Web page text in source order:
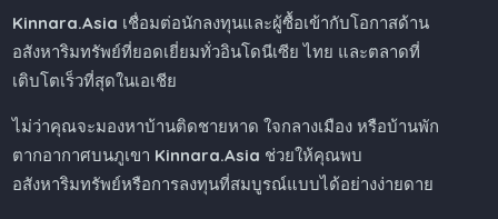
Kinnara.Asia เชื่อมต่อนักลงทุนและผู้ซื้อเข้ากับโอกาสด้าน
อสังหาริมทรัพย์ที่ยอดเยี่ยมทั่วอินโดนีเซีย ไทย และตลาดที่
เติบโตเร็วที่สุดในเอเชีย
ไม่ว่าคุณจะมองหาบ้านติดชายหาด ใจกลางเมือง หรือบ้านพัก
ตากอากาศบนภูเขา Kinnara.Asia ช่วยให้คุณพบ
อสังหาริมทรัพย์หรือการลงทุนที่สมบูรณ์แบบได้อย่างง่ายดาย